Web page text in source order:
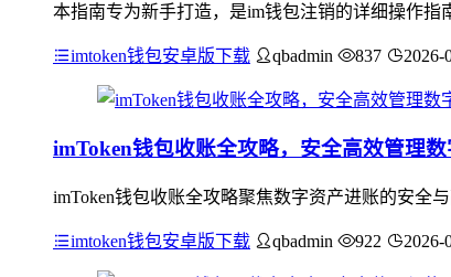
本指南专为新手打造，是im钱包注销的详细操作
imtoken钱包安卓版下载 qbadmin 837 2026-
imToken钱包收账全攻略，安全高效管理
imToken钱包收账全攻略聚焦数字资产进账的安全
imtoken钱包安卓版下载 qbadmin 922 2026-